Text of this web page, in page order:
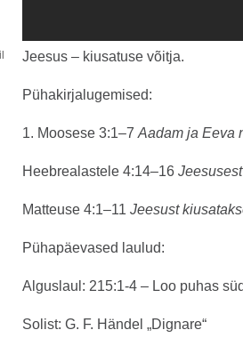
Jeesus – kiusatuse võitja.
Pühakirjalugemised:
1. Moosese 3:1–7 Aadam ja Eeva
Heebrealastele 4:14–16
Matteuse 4:1–11 Jeesust
Pühapäevased laulud:
Alguslaul: 215:1-4 – Loo puhas
Solist: G. F. Händel „Dignare“